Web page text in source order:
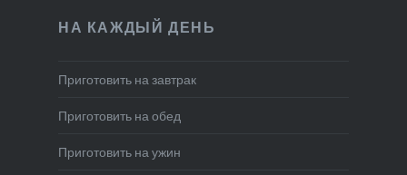
НА КАЖДЫЙ ДЕНЬ
Приготовить на завтрак
Приготовить на обед
Приготовить на ужин